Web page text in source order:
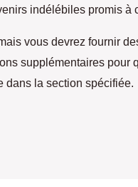
indélébiles promis à
vous devrez fournir
supplémentaires pour
dans la section spécifiée.